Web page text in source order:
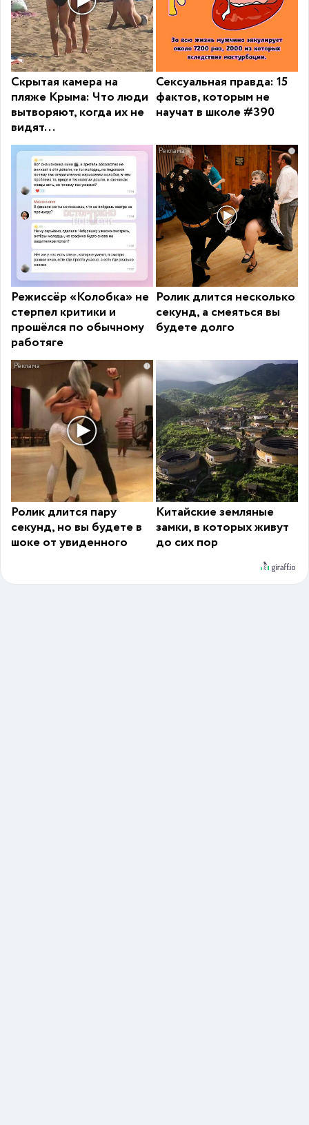
Скрытая камера на
пляже Крыма: Что люди
вытворяют, когда их не
видят...
Сексуальная правда: 15
фактов, которым не
научат в школе #390
Режиссёр «Колобка» не
стерпел критики и
прошёлся по обычному
работяге
i
Ролик длится несколько
секунд, а смеяться вы
будете долго
i
Ролик длится пару
секунд, но вы будете в
шоке от увиденного
Китайские земляные
замки, в которых живут
до сих пор